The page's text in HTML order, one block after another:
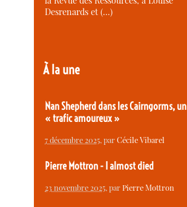
Desrenards et (…)
À la une
Nan Shepherd dans les Cairngorms, un
« trafic amoureux »
7 décembre 2025, parCécile Vibarel
Pierre Mottron - I almost died
23 novembre 2025, parPierre Mottron